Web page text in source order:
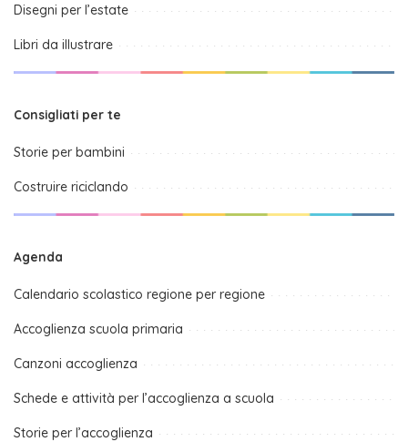
Disegni per l’estate
Libri da illustrare
Consigliati per te
Storie per bambini
Costruire riciclando
Agenda
Calendario scolastico regione per regione
Accoglienza scuola primaria
Canzoni accoglienza
Schede e attività per l’accoglienza a scuola
Storie per l’accoglienza